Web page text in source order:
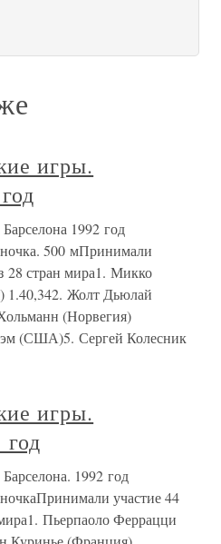
игры.
1992 год
500 мПринимали
28 стран мира1. Микко
1.40,342. Жолт Дьюлай
(Норвегия)
(США)5. Сергей Колесник
игры.
1992 год
участие 44
Пьерпаоло Феррацци